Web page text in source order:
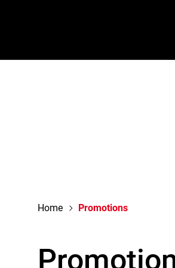
Home Promotions